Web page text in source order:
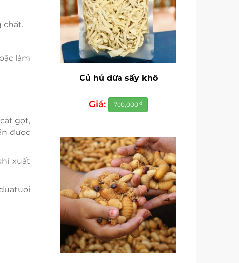
chất.
làm
gọt,
được
xuất
Củ hủ dừa sấy khô
Giá: 700,000đ